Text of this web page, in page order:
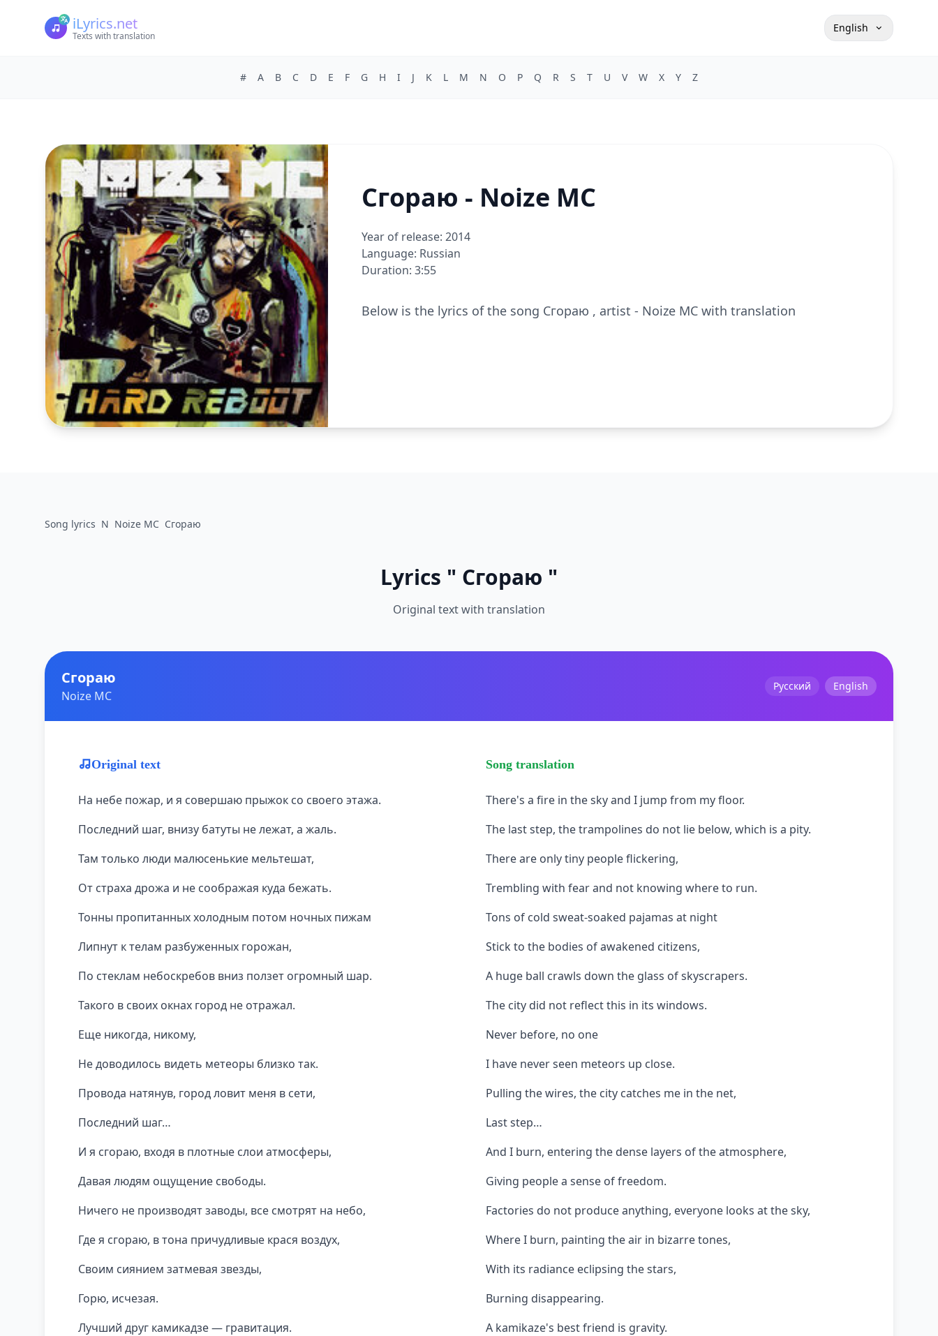
iLyrics.net
Texts with translation
English
# A B C D E F G H I J K L M N O P Q R S T U V W X Y Z
Сгораю - Noize MC
Year of release: 2014
Language: Russian
Duration: 3:55
Below is the lyrics of the song Сгораю , artist - Noize MC with translation
Song lyrics N Noize MC Сгораю
Lyrics " Сгораю "
Original text with translation
Сгораю
Noize MC
Русский English
Original text
На небе пожар, и я совершаю прыжок со своего этажа.
Последний шаг, внизу батуты не лежат, а жаль.
Там только люди малюсенькие мельтешат,
От страха дрожа и не соображая куда бежать.
Тонны пропитанных холодным потом ночных пижам
Липнут к телам разбуженных горожан,
По стеклам небоскребов вниз ползет огромный шар.
Такого в своих окнах город не отражал.
Еще никогда, никому,
Не доводилось видеть метеоры близко так.
Провода натянув, город ловит меня в сети,
Последний шаг…
И я сгораю, входя в плотные слои атмосферы,
Давая людям ощущение свободы.
Ничего не производят заводы, все смотрят на небо,
Где я сгораю, в тона причудливые крася воздух,
Своим сиянием затмевая звезды,
Горю, исчезая.
Лучший друг камикадзе — гравитация.
Song translation
There's a fire in the sky and I jump from my floor.
The last step, the trampolines do not lie below, which is a pity.
There are only tiny people flickering,
Trembling with fear and not knowing where to run.
Tons of cold sweat-soaked pajamas at night
Stick to the bodies of awakened citizens,
A huge ball crawls down the glass of skyscrapers.
The city did not reflect this in its windows.
Never before, no one
I have never seen meteors up close.
Pulling the wires, the city catches me in the net,
Last step…
And I burn, entering the dense layers of the atmosphere,
Giving people a sense of freedom.
Factories do not produce anything, everyone looks at the sky,
Where I burn, painting the air in bizarre tones,
With its radiance eclipsing the stars,
Burning disappearing.
A kamikaze's best friend is gravity.